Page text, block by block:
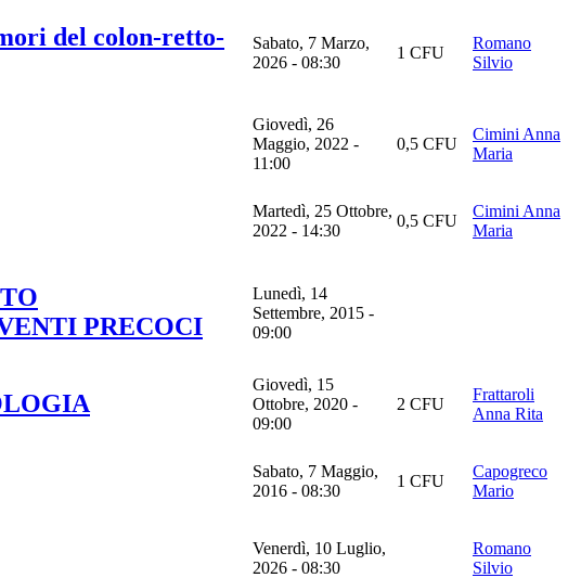
del colon-retto-
Sabato, 7 Marzo,
2026 - 08:30
1 CFU
Romano
Silvio
Giovedì, 26
Maggio, 2022 -
11:00
0,5 CFU
Cimini Anna
Maria
Martedì, 25 Ottobre,
2022 - 14:30
0,5 CFU
Cimini Anna
Maria
PRECOCI
Lunedì, 14
Settembre, 2015 -
09:00
Giovedì, 15
Ottobre, 2020 -
09:00
2 CFU
Frattaroli
Anna Rita
Sabato, 7 Maggio,
2016 - 08:30
1 CFU
Capogreco
Mario
Venerdì, 10 Luglio,
2026 - 08:30
Romano
Silvio